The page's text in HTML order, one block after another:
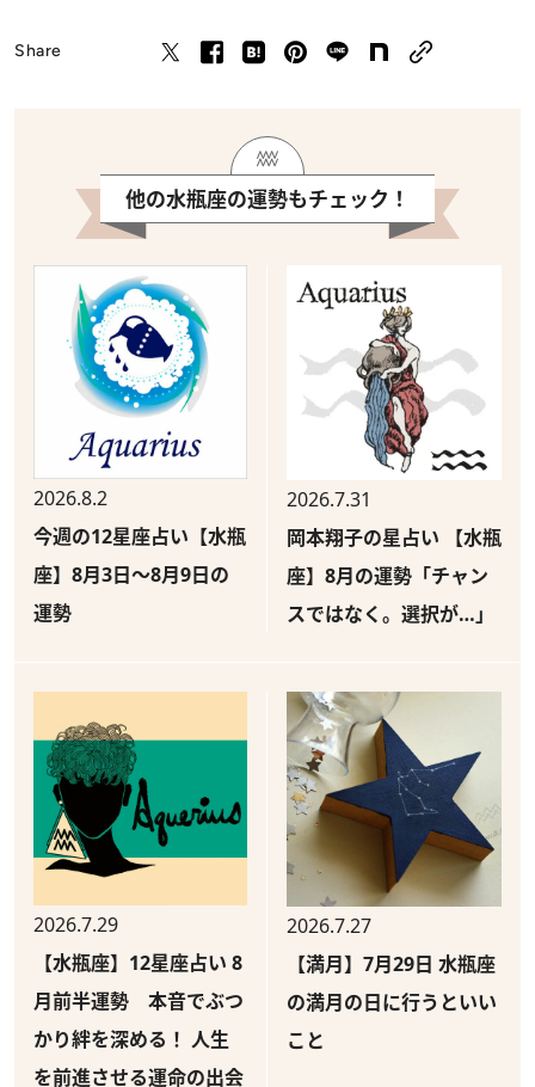
Share
他の水瓶座の運勢もチェック！
2026.8.2
今週の12星座占い【水瓶
座】8月3日～8月9日の
運勢
2026.7.31
岡本翔子の星占い 【水瓶
座】8月の運勢「チャン
スではなく。選択が…」
2026.7.29
【水瓶座】12星座占い 8
月前半運勢 本音でぶつ
かり絆を深める！ 人生
を前進させる運命の出会
2026.7.27
【満月】7月29日 水瓶座
の満月の日に行うといい
こと